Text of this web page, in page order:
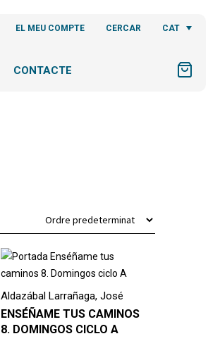
EL MEU COMPTE CERCAR CAT
CONTACTE
Aldazábal Larrañaga, José
ENSÉÑAME TUS CAMINOS
8. DOMINGOS CICLO A